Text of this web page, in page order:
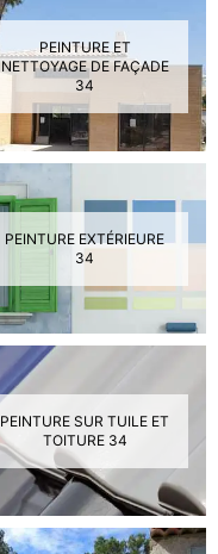
PEINTURE ET
NETTOYAGE DE FAÇADE
34
PEINTURE EXTÉRIEURE
34
PEINTURE SUR TUILE ET
TOITURE 34